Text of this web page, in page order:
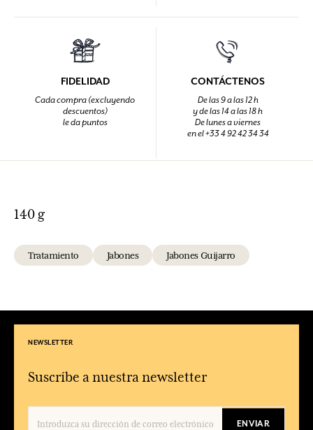
FIDELIDAD
Cada compra (excluyendo
descuentos)
le da puntos
CONTÁCTENOS
De las 9 a las 12 h
y de las 14 a las 18 h
De lunes a viernes
en el +33 4 92 42 34 34
140 g
Tratamiento Jabones Jabones Guijarro
NEWSLETTER
Suscríbe a nuestra newsletter
ENVIAR